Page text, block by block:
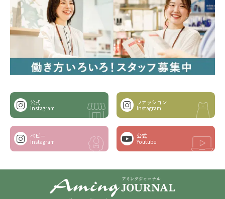
公式
Instagram
ファッション
Instagram
ベビー
Instagram
公式
Youtube